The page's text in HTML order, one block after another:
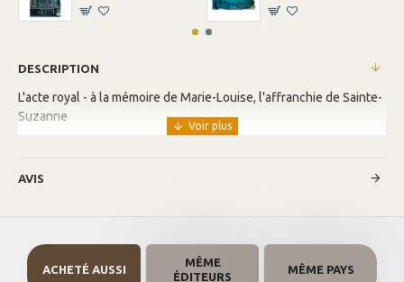
DESCRIPTION
L'acte royal - à la mémoire de Marie-Louise, l'affranchie de Sainte-
Suzanne
AVIS
ACHETÉ AUSSI
MÊME
ÉDITEURS
MÊME PAYS